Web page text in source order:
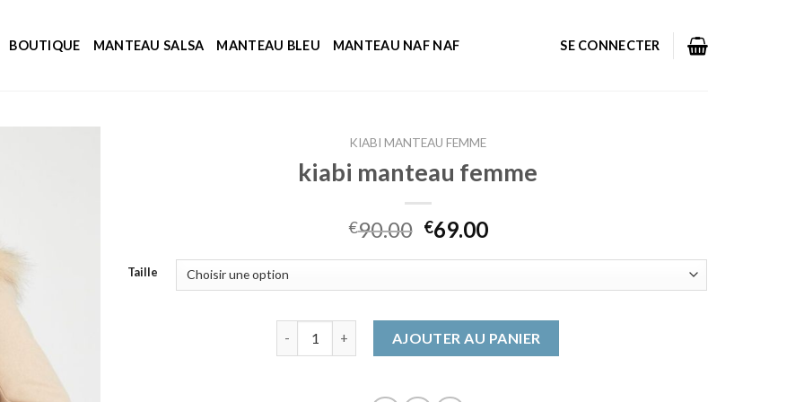
BOUTIQUE MANTEAU SALSA MANTEAU BLEU MANTEAU NAF NAF SE CONNECTER
KIABI MANTEAU FEMME
kiabi manteau femme
€90.00 €69.00
Taille
AJOUTER AU PANIER